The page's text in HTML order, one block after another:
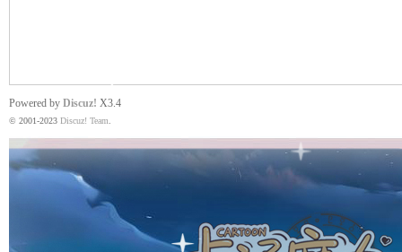
魔
Powered by Discuz! X3.4
© 2001-2023 Discuz! Team